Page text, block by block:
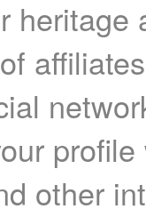
heritage
other